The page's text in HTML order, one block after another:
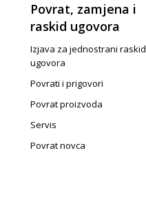
Povrat, zamjena i
raskid ugovora
Izjava za jednostrani raskid
ugovora
Povrati i prigovori
Povrat proizvoda
Servis
Povrat novca